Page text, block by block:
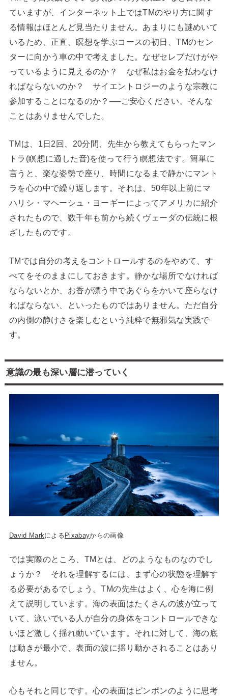
ていますが、インターネット上ではTMのやり方に関す
る情報はほとんど見当たりません。あまりにも謎めいて
いるため、正直、瞑想を学ぶコースの初日、TMのセン
ターに向かう車の中で考えました。なぜセレブだけがや
っているように見えるのか？ なぜ私はお金を払わなけ
ればならないのか？ サイエントロジーのような宗教に
参加することになるのか？──ご安心ください。そんな
ことはありませんでした。
TMは、1日2回、20分間、先生から教えてもらったマン
トラ(瞑想に適した音)を使って行う瞑想法です。簡単に
言うと、楽な姿勢で座り、時間になるまで静かにマント
ラを心の中で繰り返します。それは、50年以上前にマ
ハリシ・マヘーシュ・ヨーギーによってアメリカに紹介
されたもので、数千年も前から続くヴェーダの伝統に根
ざしたものです。
TMでは自分の考えをコントロールするのをやめて、す
べてをそのままにしておきます。静かな場所でなければ
ならないとか、お香が漂う中であぐらをかいて座らなけ
ればならない、といったものではありません。ただ自分
の内側の静けさを楽しむという純粋で無邪気な実践で
す。
意識の最も深い層に潜っていく
David Markによる Pixabayからの画像
では実際のところ、TMとは、どのようなものなのでし
ょうか？ それを理解するには、まず心の状態を理解す
る必要があるでしょう。TMの先生はよく、心を海に例
えて説明しています。海の表面はたくさんの波が立って
いて、泳いでいる人が自分の身体をコントロールできな
いほど激しく揺れ動いています。それに対して、海の底
は動きが最小で、表面の波に揺り動かされることはあり
ません。
心もそれと同じです。心の表面はピンポンのように思考